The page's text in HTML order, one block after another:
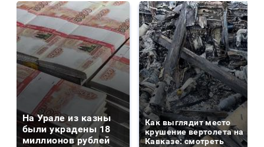
На Урале из казны
были украдены 18
миллионов рублей
Как выглядит место
крушение вертолета на
Кавказе: смотреть